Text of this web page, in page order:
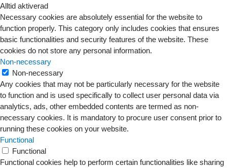
Alltid aktiverad
Necessary cookies are absolutely essential for the website to
function properly. This category only includes cookies that ensures
basic functionalities and security features of the website. These
cookies do not store any personal information.
Non-necessary
Non-necessary
Any cookies that may not be particularly necessary for the website
to function and is used specifically to collect user personal data via
analytics, ads, other embedded contents are termed as non-
necessary cookies. It is mandatory to procure user consent prior to
running these cookies on your website.
Functional
Functional
Functional cookies help to perform certain functionalities like sharing